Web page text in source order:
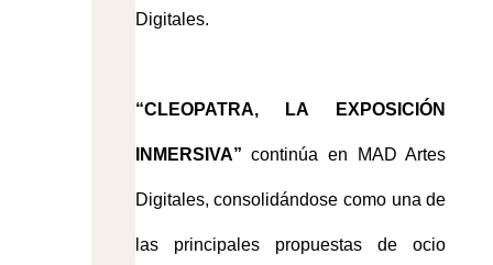
Digitales.
“CLEOPATRA, LA EXPOSICIÓN
INMERSIVA”continúa en MAD Artes
Digitales, consolidándose como una de
las principales propuestas de ocio